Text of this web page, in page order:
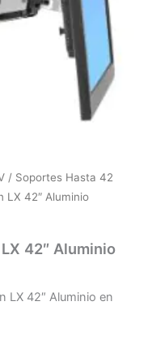
/ Soportes Hasta 42
LX 42″ Aluminio
42″ Aluminio
LX 42″ Aluminio en